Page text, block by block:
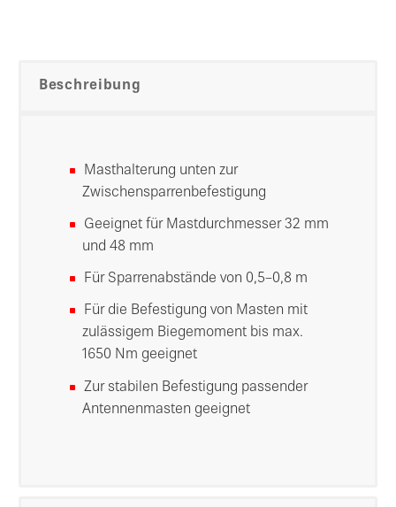
Beschreibung
Masthalterung unten zur
Zwischensparrenbefestigung
Geeignet für Mastdurchmesser 32 mm
und 48 mm
Für Sparrenabstände von 0,5–0,8 m
Für die Befestigung von Masten mit
zulässigem Biegemoment bis max.
1650 Nm geeignet
Zur stabilen Befestigung passender
Antennenmasten geeignet